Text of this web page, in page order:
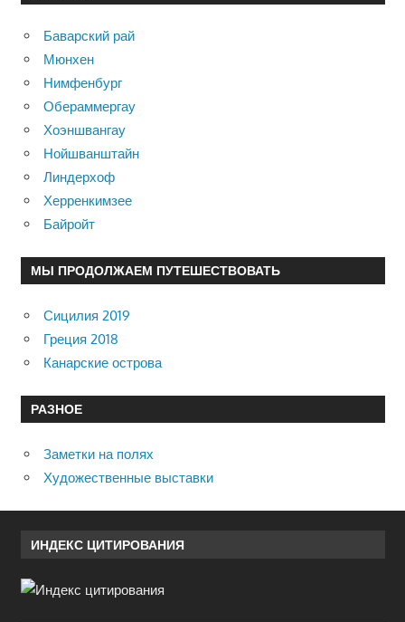
Баварский рай
Мюнхен
Нимфенбург
Обераммергау
Хоэншвангау
Нойшванштайн
Линдерхоф
Херренкимзее
Байройт
МЫ ПРОДОЛЖАЕМ ПУТЕШЕСТВОВАТЬ
Сицилия 2019
Греция 2018
Канарские острова
РАЗНОЕ
Заметки на полях
Художественные выставки
ИНДЕКС ЦИТИРОВАНИЯ